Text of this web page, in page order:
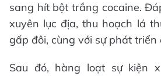
sang hít bột trắng cocaine.
xuyên lục địa, thu hoạch lá
gấp đôi, cùng với sự phát triển
Sau đó, hàng loạt sự kiện